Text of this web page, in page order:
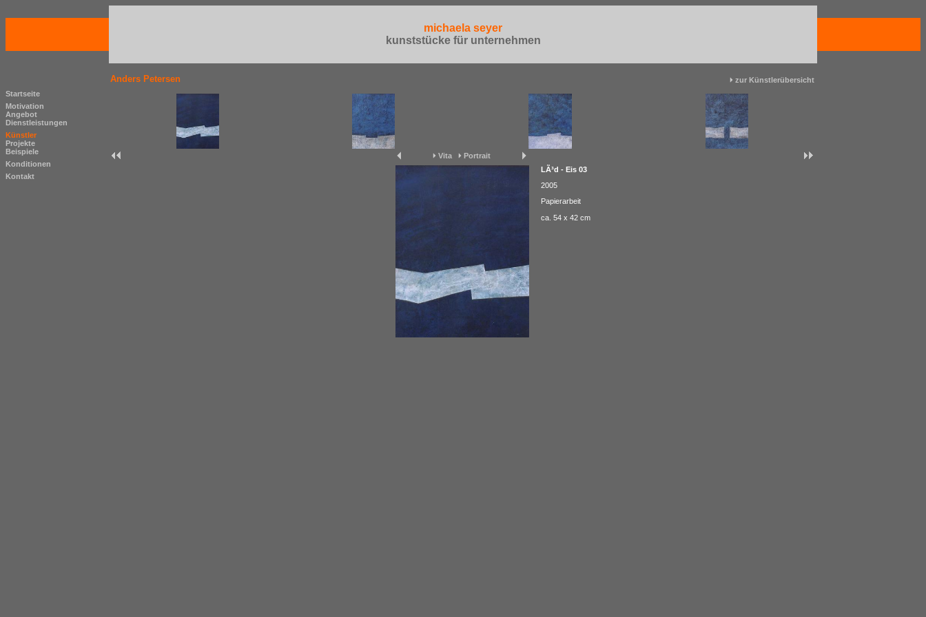
michaela seyer
kunststücke für unternehmen
Startseite
Motivation
Angebot
Dienstleistungen
Künstler
Projekte
Beispiele
Konditionen
Kontakt
Anders Petersen zur Künstlerübersicht
Vita
Portrait
LÃ³d - Eis 03
2005
Papierarbeit
ca. 54 x 42 cm